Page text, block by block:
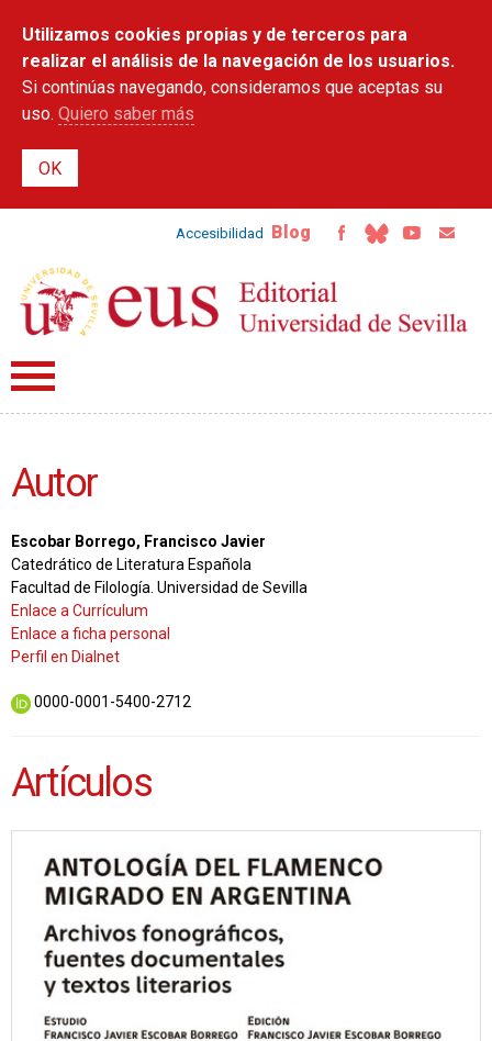
contenido
principal
Utilizamos cookies propias y de terceros para
realizar el análisis de la navegación de los usuarios.
Si continúas navegando, consideramos que aceptas su
uso. Quiero saber más
Accesibilidad Blog
Autor
Escobar Borrego, Francisco Javier
Catedrático de Literatura Española
Facultad de Filología. Universidad de Sevilla
Enlace a Currículum
Enlace a ficha personal
Perfil en Dialnet
0000-0001-5400-2712
Artículos